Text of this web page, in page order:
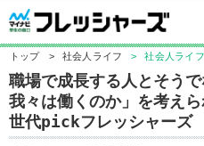
トップ > 社会人ライフ > 社会人ライフ
職場で成長する人とそう
我々は働くのか」を考え
世代pickフレッシャーズ